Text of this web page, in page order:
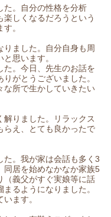
た。自分の性格を分析
楽しくなるだろうという
。
ました。自分自身も周
思います。
た。今日、先生のお話を
がとうございました。
な所で生かしていきたい
解りました。リラックス
らえ、とても良かったで
た。我が家は会話も多く3
同居を始めなかなか家族5
（義父がすぐ実娘等に話
るようになりました。
ます。